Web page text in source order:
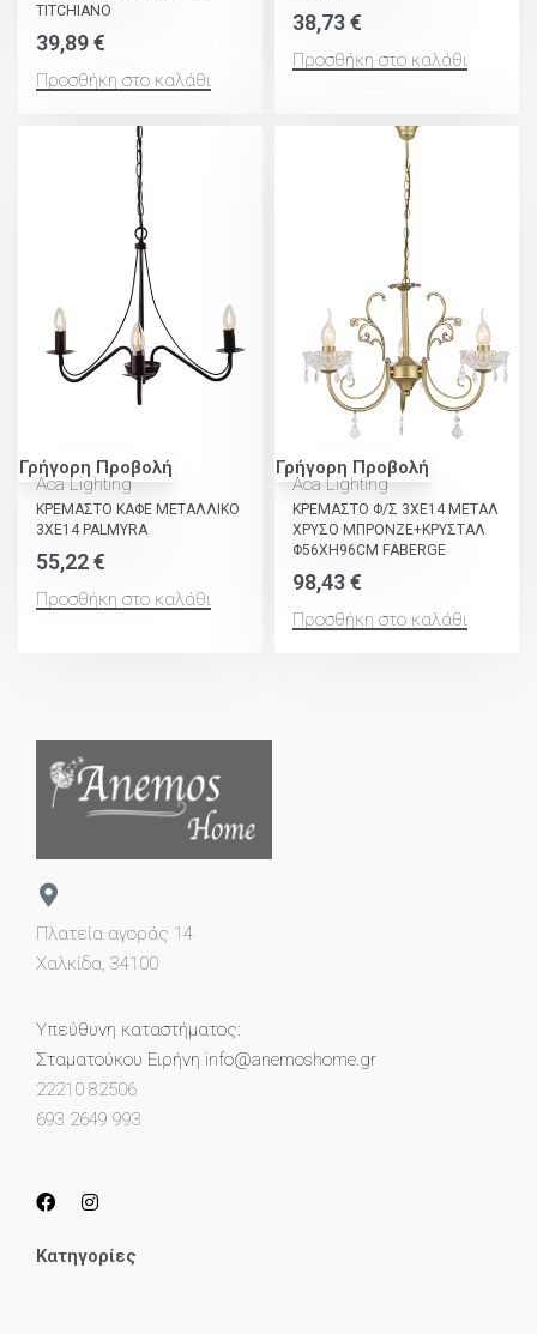
TITCHIANO
39,89€
Προσθήκη στο καλάθι
38,73€
Προσθήκη στο καλάθι
Γρήγορη Προβολή
Aca Lighting
ΚΡΕΜΑΣΤΟ ΚΑΦΕ ΜΕΤΑΛΛΙΚΟ
3ΧΕ14 PALMYRA
55,22€
Προσθήκη στο καλάθι
Γρήγορη Προβολή
Aca Lighting
ΚΡΕΜΑΣΤΟ Φ/Σ 3ΧΕ14 ΜΕΤΑΛ
ΧΡΥΣΟ ΜΠΡΟΝΖΕ+ΚΡΥΣΤΑΛ
Φ56ΧΗ96CM FABERGE
98,43€
Προσθήκη στο καλάθι
Πλατεία αγοράς 14
Χαλκίδα, 34100
Υπεύθυνη καταστήματος:
Σταματούκου Ειρήνη info@anemoshome.gr
22210 82506
693 2649 993
Κατηγορίες